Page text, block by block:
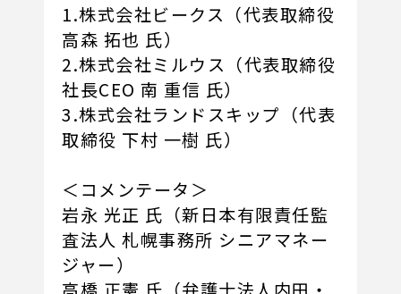
1.株式会社ビークス（代表取締役
高森 拓也 氏）
2.株式会社ミルウス（代表取締役
社長CEO 南 重信 氏）
3.株式会社ランドスキップ（代表
取締役 下村 一樹 氏）
＜コメンテータ＞
岩永 光正 氏（新日本有限責任監
査法人 札幌事務所 シニアマネー
ジャー）